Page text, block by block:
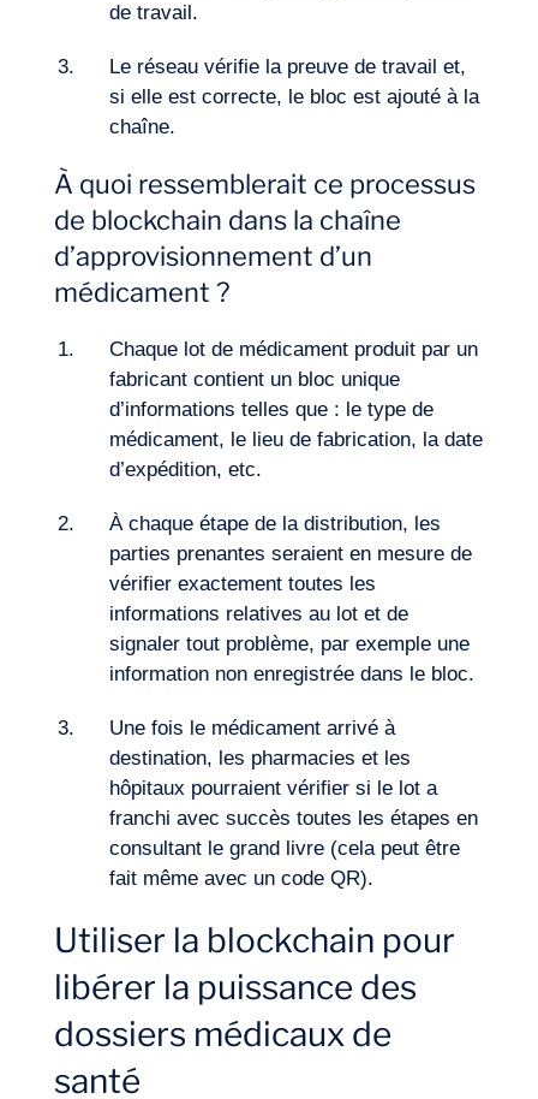
de travail.
Le réseau vérifie la preuve de travail et,
si elle est correcte, le bloc est ajouté à la
chaîne.
À quoi ressemblerait ce processus
de blockchain dans la chaîne
d’approvisionnement d’un
médicament ?
Chaque lot de médicament produit par un
fabricant contient un bloc unique
d’informations telles que : le type de
médicament, le lieu de fabrication, la date
d’expédition, etc.
À chaque étape de la distribution, les
parties prenantes seraient en mesure de
vérifier exactement toutes les
informations relatives au lot et de
signaler tout problème, par exemple une
information non enregistrée dans le bloc.
Une fois le médicament arrivé à
destination, les pharmacies et les
hôpitaux pourraient vérifier si le lot a
franchi avec succès toutes les étapes en
consultant le grand livre (cela peut être
fait même avec un code QR).
Utiliser la blockchain pour
libérer la puissance des
dossiers médicaux de
santé